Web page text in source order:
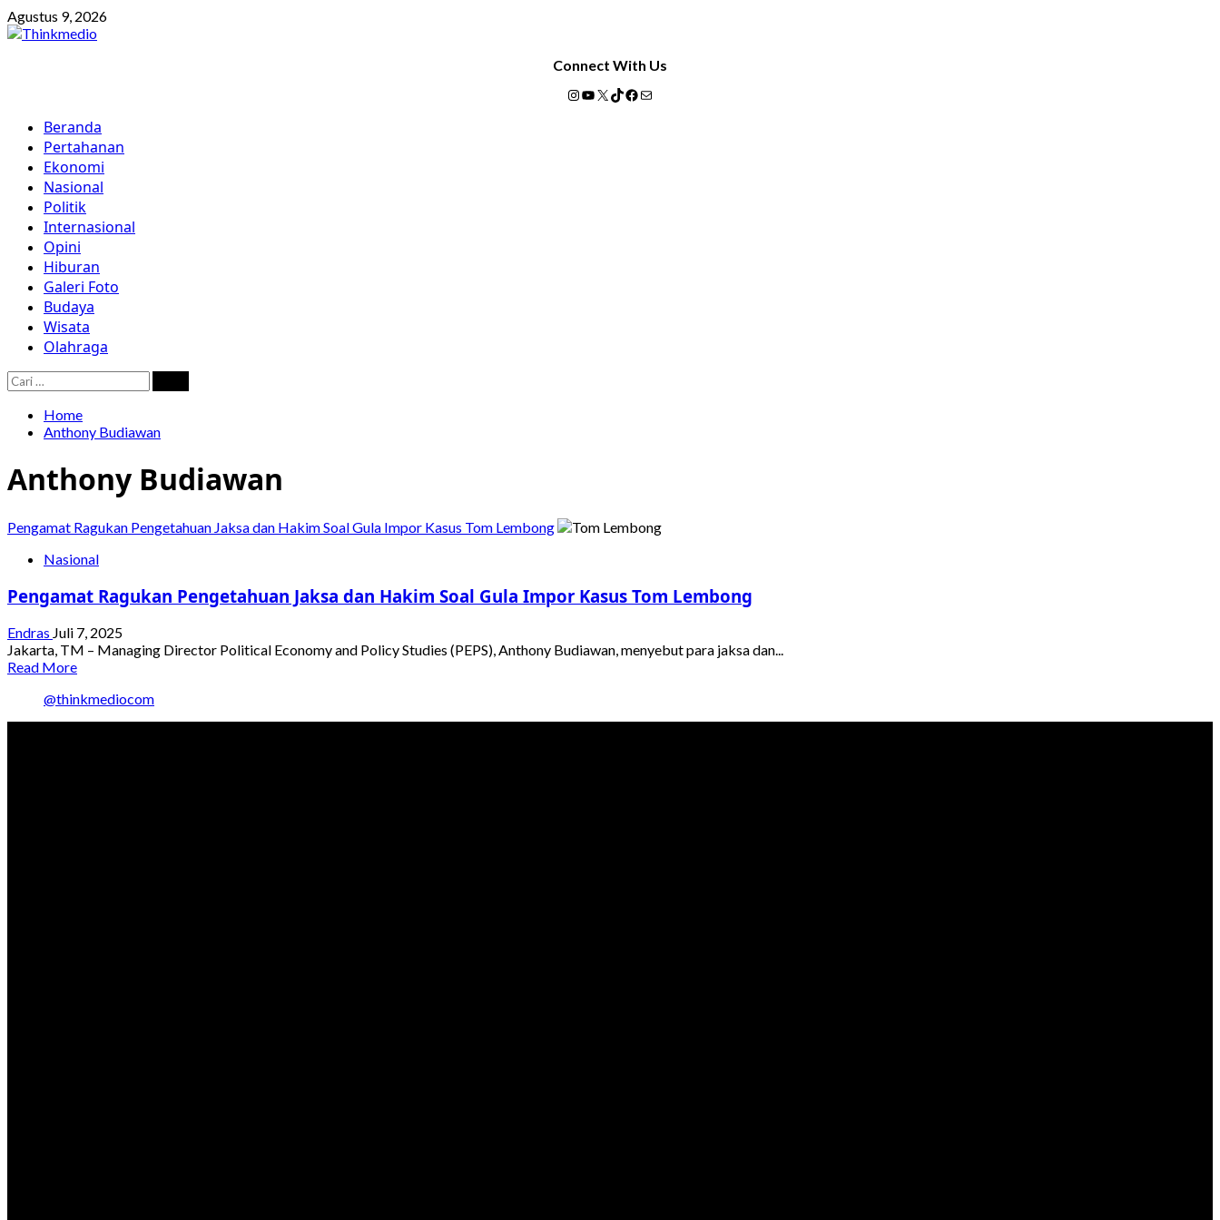
Skip
to
Agustus 9, 2026
Connect With Us
Instagram
YouTube
X TikTok
Facebook
Mail
Primary
Menu
Beranda
Pertahanan
Ekonomi
Nasional
Politik
Internasional
Opini
Hiburan
Galeri Foto
Budaya
Wisata
Olahraga
Cari
untuk:
Home
Anthony Budiawan
Anthony Budiawan
Pengamat Ragukan Pengetahuan Jaksa dan Hakim Soal Gula Impor Kasus Tom Lembong
Nasional
Pengamat Ragukan Pengetahuan Jaksa dan Hakim Soal Gula Impor Kasus Tom Lembong
Endras Juli 7, 2025
Jakarta, TM – Managing Director Political Economy and Policy Studies (PEPS), Anthony Budiawan, menyebut para jaksa dan...
Read MoreRead
about
Pengamat
@thinkmediocom